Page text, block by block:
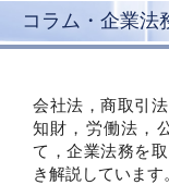
コラム・企業法
会社法，商取引
知財，労働法，
て，企業法務を
き解説しています